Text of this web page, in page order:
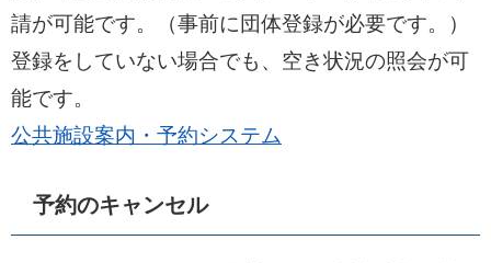
請が可能です。（事前に団体登録が必要です。）
登録をしていない場合でも、空き状況の照会が可
能です。
公共施設案内・予約システム
予約のキャンセル